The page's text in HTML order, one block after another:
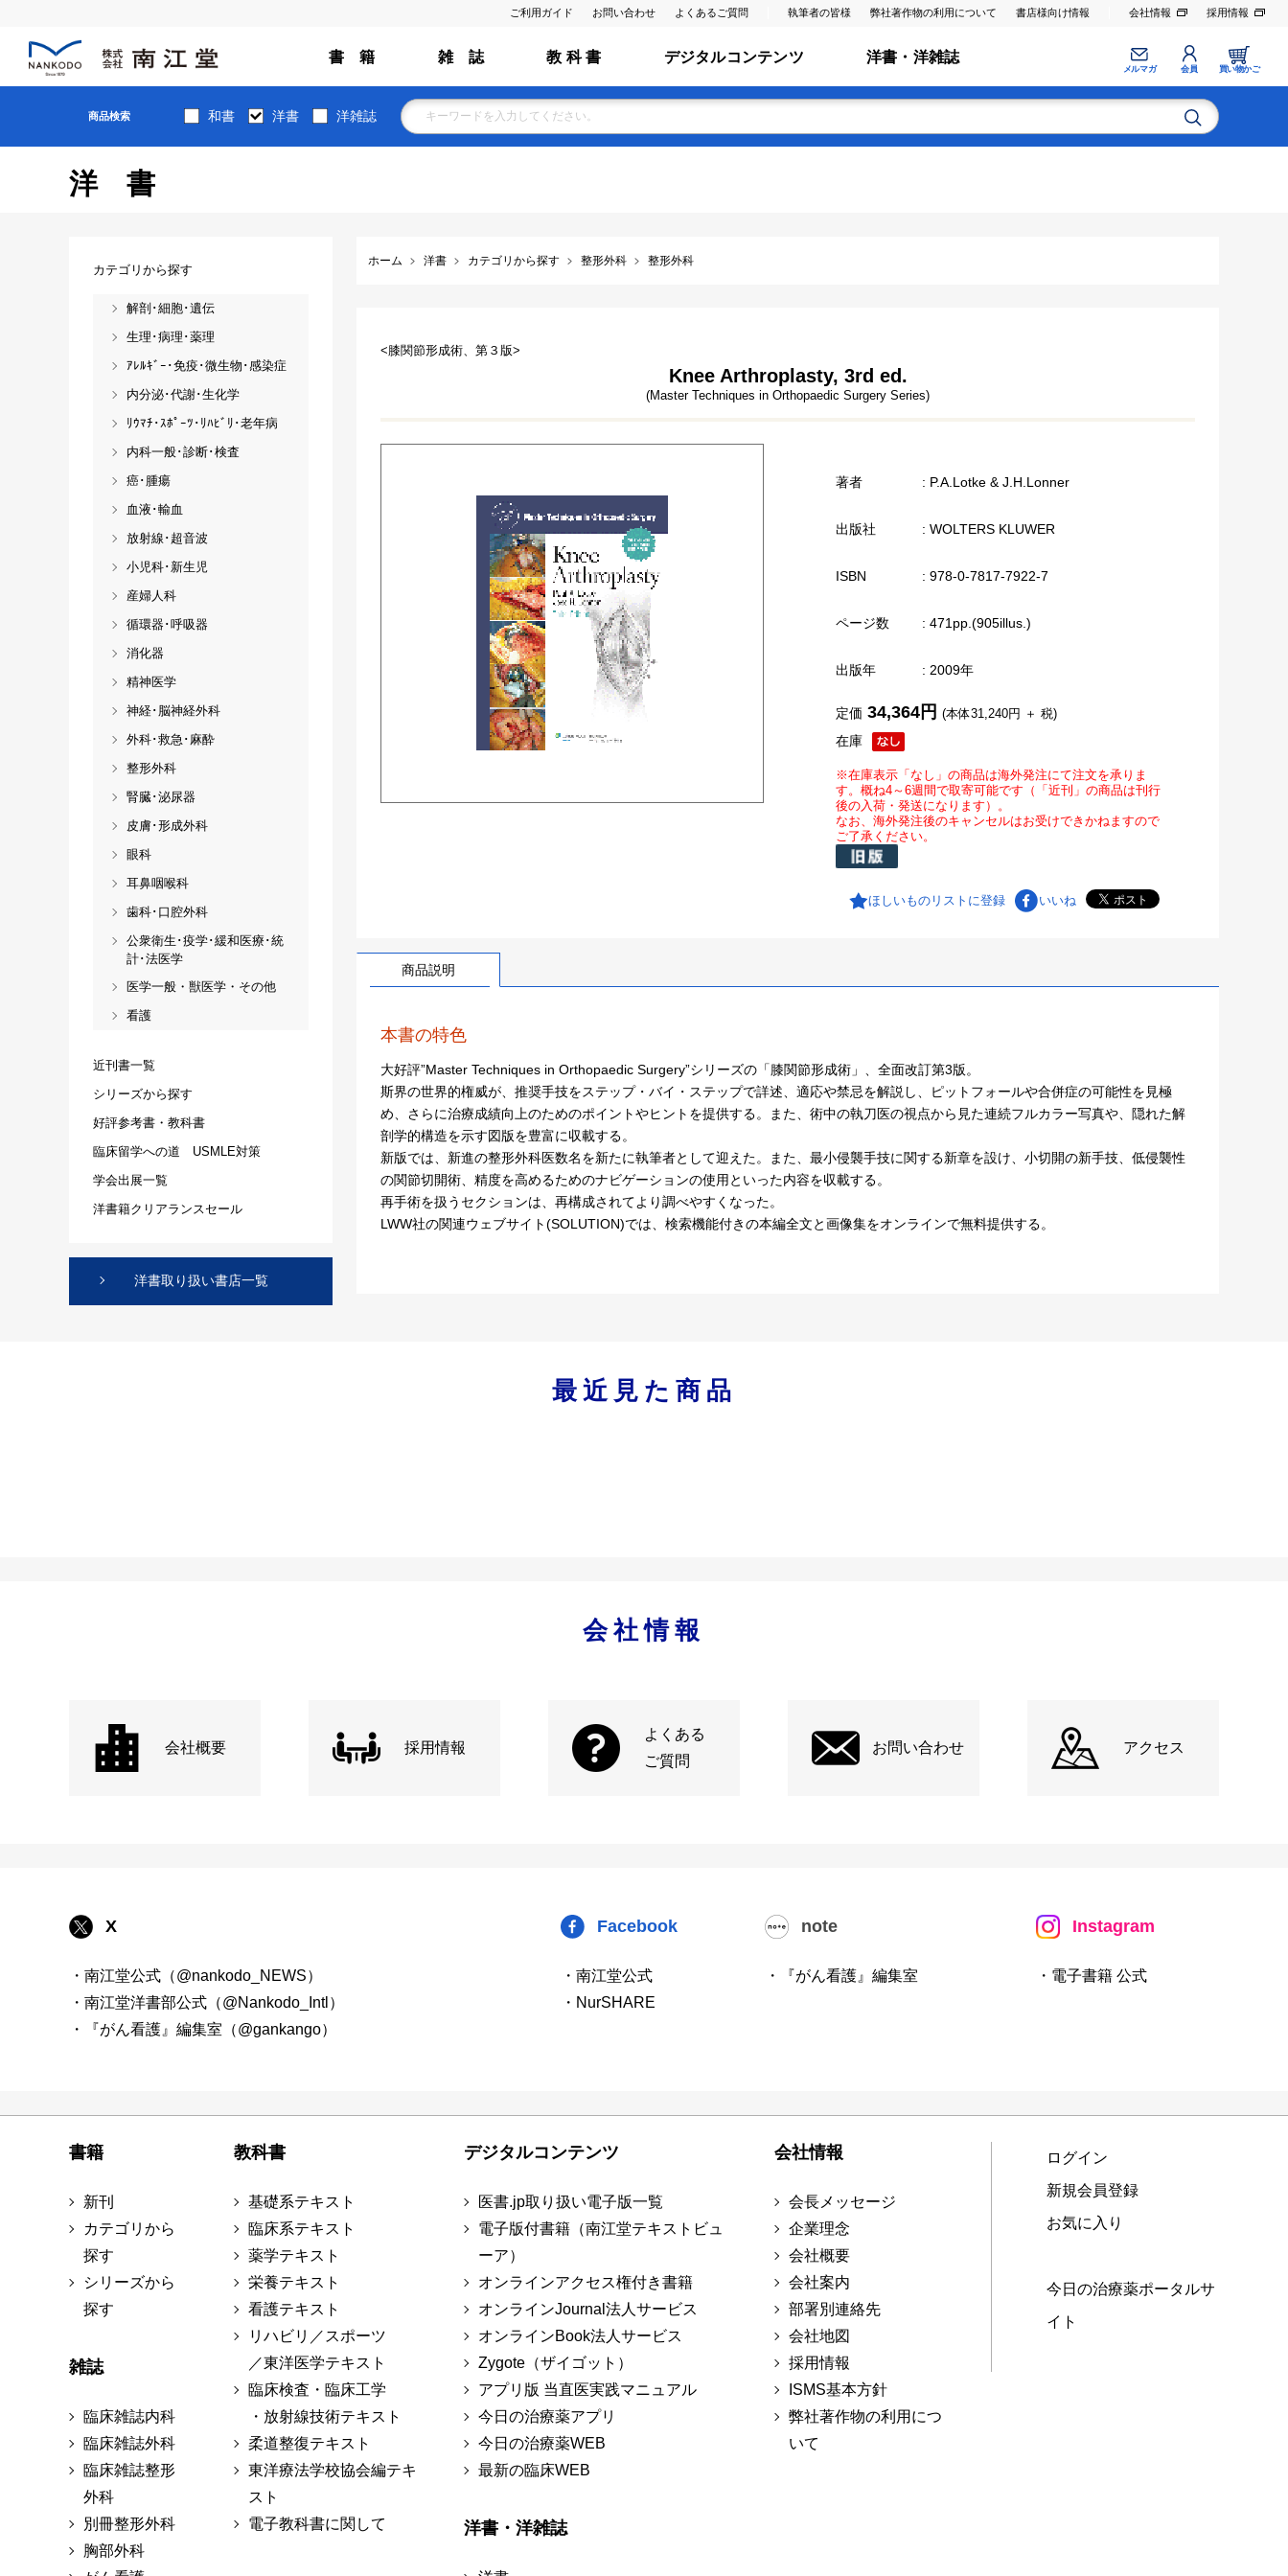
ご利用ガイド お問い合わせ よくあるご質問 執筆者の皆様 弊社著作物の利用について 書店様向け情報 会社情報 採用情報
書 籍 雑 誌 教 科 書 デジタルコンテンツ 洋書・洋雑誌
メルマガ 会員 買い物かご
商品検索 和書 洋書 洋雑誌
洋書
ホーム 洋書 カテゴリから探す 整形外科 整形外科
<膝関節形成術、第３版>
Knee Arthroplasty, 3rd ed.
(Master Techniques in Orthopaedic Surgery Series)
著者 : P.A.Lotke & J.H.Lonner
出版社 : WOLTERS KLUWER
ISBN : 978-0-7817-7922-7
ページ数 : 471pp.(905illus.)
出版年 : 2009年
在庫
定価 34,364円 (本体31,240円 ＋ 税)
※在庫表示「なし」の商品は海外発注にて注文を承りま
す。概ね4～6週間で取寄可能です（「近刊」の商品は刊行
後の入荷・発送になります）。
なお、海外発注後のキャンセルはお受けできかねますので
ご了承ください。
ほしいものリストに登録 いいね
商品説明
本書の特色
大好評”Master Techniques in Orthopaedic Surgery”シリーズの「膝関節形成術」、全面改訂第3版。
斯界の世界的権威が、推奨手技をステップ・バイ・ステップで詳述、適応や禁忌を解説し、ピットフォールや合併症の可能性を見極
め、さらに治療成績向上のためのポイントやヒントを提供する。また、術中の執刀医の視点から見た連続フルカラー写真や、隠れた解
剖学的構造を示す図版を豊富に収載する。
新版では、新進の整形外科医数名を新たに執筆者として迎えた。また、最小侵襲手技に関する新章を設け、小切開の新手技、低侵襲性
の関節切開術、精度を高めるためのナビゲーションの使用といった内容を収載する。
再手術を扱うセクションは、再構成されてより調べやすくなった。
LWW社の関連ウェブサイト(SOLUTION)では、検索機能付きの本編全文と画像集をオンラインで無料提供する。
カテゴリから探す
解剖･細胞･遺伝
生理･病理･薬理
ｱﾚﾙｷﾞｰ･免疫･微生物･感染症
内分泌･代謝･生化学
ﾘｳﾏﾁ･ｽﾎﾟｰﾂ･ﾘﾊﾋﾞﾘ･老年病
内科一般･診断･検査
癌･腫瘍
血液･輸血
放射線･超音波
小児科･新生児
産婦人科
循環器･呼吸器
消化器
精神医学
神経･脳神経外科
外科･救急･麻酔
整形外科
腎臓･泌尿器
皮膚･形成外科
眼科
耳鼻咽喉科
歯科･口腔外科
公衆衛生･疫学･緩和医療･統
計･法医学
医学一般・獣医学・その他
看護
近刊書一覧
シリーズから探す
好評参考書・教科書
臨床留学への道 USMLE対策
学会出展一覧
洋書籍クリアランスセール
洋書取り扱い書店一覧
最近見た商品
会社情報
会社概要 採用情報
よくある
ご質問
お問い合わせ アクセス
X
・南江堂公式（@nankodo_NEWS）
・南江堂洋書部公式（@Nankodo_Intl）
・『がん看護』編集室（@gankango）
Facebook
・南江堂公式
・NurSHARE
note
・『がん看護』編集室
Instagram
・電子書籍 公式
書籍
新刊
カテゴリから
探す
シリーズから
探す
雑誌
臨床雑誌内科
臨床雑誌外科
臨床雑誌整形
外科
別冊整形外科
胸部外科
教科書
基礎系テキスト
臨床系テキスト
薬学テキスト
栄養テキスト
看護テキスト
リハビリ／スポーツ
／東洋医学テキスト
臨床検査・臨床工学
・放射線技術テキスト
柔道整復テキスト
東洋療法学校協会編テキ
スト
電子教科書に関して
デジタルコンテンツ
医書.jp取り扱い電子版一覧
電子版付書籍（南江堂テキストビュ
ーア）
オンラインアクセス権付き書籍
オンラインJournal法人サービス
オンラインBook法人サービス
Zygote（ザイゴット）
アプリ版 当直医実践マニュアル
今日の治療薬アプリ
今日の治療薬WEB
最新の臨床WEB
洋書・洋雑誌
会社情報
会長メッセージ
企業理念
会社概要
会社案内
部署別連絡先
会社地図
採用情報
ISMS基本方針
弊社著作物の利用につ
いて
ログイン
新規会員登録
お気に入り
今日の治療薬ポータルサ
イト